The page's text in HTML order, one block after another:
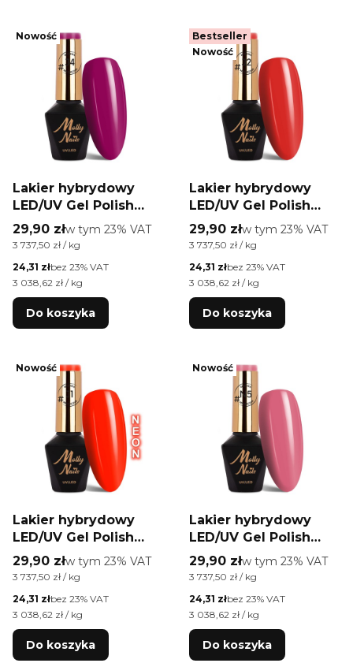
Nowość
Lakier hybrydowy
LED/UV Gel Polish
Molly Nails #Juicy by
Monika Mielniczuk
free 8g
Cena brutto
29,90 złw tym %s VAT
w tym 23% VAT
Cena jednostkowa brutto
3 737,50 zł / kg
Cena netto
24,31 złbez 23% VAT
Cena jednostkowa netto
3 038,62 zł / kg
Do koszyka
Bestseller
Nowość
Lakier hybrydowy
LED/UV Gel Polish
Molly Nails #Juicy by
Monika Mielniczuk
free 8g
Cena brutto
29,90 złw tym %s VAT
w tym 23% VAT
Cena jednostkowa brutto
3 737,50 zł / kg
Cena netto
24,31 złbez 23% VAT
Cena jednostkowa netto
3 038,62 zł / kg
Do koszyka
Nowość
Lakier hybrydowy
LED/UV Gel Polish
Molly Nails #Juicy by
Monika Mielniczuk
free 8g
Cena brutto
29,90 złw tym %s VAT
w tym 23% VAT
Cena jednostkowa brutto
3 737,50 zł / kg
Cena netto
24,31 złbez 23% VAT
Cena jednostkowa netto
3 038,62 zł / kg
Do koszyka
Nowość
Lakier hybrydowy
LED/UV Gel Polish
Molly Nails #Natural
by Monika Mielniczuk
free 8g
Cena brutto
29,90 złw tym %s VAT
w tym 23% VAT
Cena jednostkowa brutto
3 737,50 zł / kg
Cena netto
24,31 złbez 23% VAT
Cena jednostkowa netto
3 038,62 zł / kg
Do koszyka